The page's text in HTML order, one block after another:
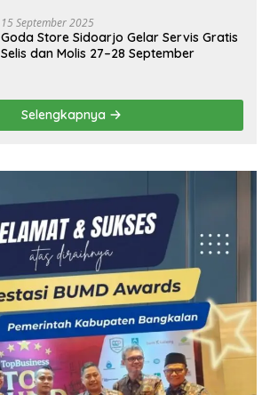
15 September 2025
Goda Store Sidoarjo Gelar Servis Gratis
Selis dan Molis 27–28 September
Selengkapnya